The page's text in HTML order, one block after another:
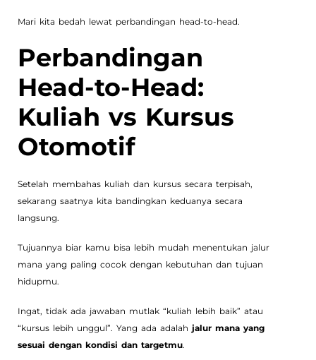
Mari kita bedah lewat perbandingan head-to-head.
Perbandingan
Head-to-Head:
Kuliah vs Kursus
Otomotif
Setelah membahas kuliah dan kursus secara terpisah,
sekarang saatnya kita bandingkan keduanya secara
langsung.
Tujuannya biar kamu bisa lebih mudah menentukan jalur
mana yang paling cocok dengan kebutuhan dan tujuan
hidupmu.
Ingat, tidak ada jawaban mutlak “kuliah lebih baik” atau
“kursus lebih unggul”. Yang ada adalah jalur mana yang
sesuai dengan kondisi dan targetmu.